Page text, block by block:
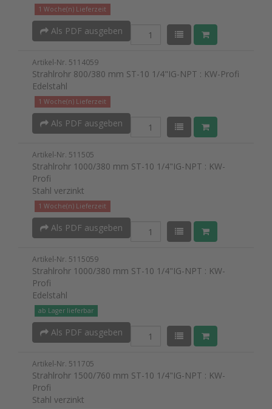
1 Woche(n) Lieferzeit
Als PDF ausgeben
Artikel-Nr. 5114059
Strahlrohr 800/380 mm ST-10 1/4"IG-NPT : KW-Profi
Edelstahl
1 Woche(n) Lieferzeit
Als PDF ausgeben
Artikel-Nr. 511505
Strahlrohr 1000/380 mm ST-10 1/4"IG-NPT : KW-
Profi
Stahl verzinkt
1 Woche(n) Lieferzeit
Als PDF ausgeben
Artikel-Nr. 5115059
Strahlrohr 1000/380 mm ST-10 1/4"IG-NPT : KW-
Profi
Edelstahl
ab Lager lieferbar
Als PDF ausgeben
Artikel-Nr. 511705
Strahlrohr 1500/760 mm ST-10 1/4"IG-NPT : KW-
Profi
Stahl verzinkt